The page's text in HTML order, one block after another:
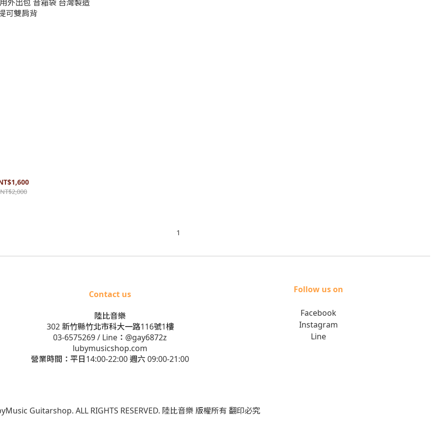
NT$2,000
1
Contact us
陸比音樂
302 新竹縣竹北市科大一路116號1樓
03-6575269/ Line： @gay6872z
lubymusicshop.com
營業時間：平日14:00-22:00 週六 09:00-21:00
Follow us on
Facebook
Instagram
Line
Guitarshop. ALL RIGHTS RESERVED. 陸比音樂 版權所有 翻印必究